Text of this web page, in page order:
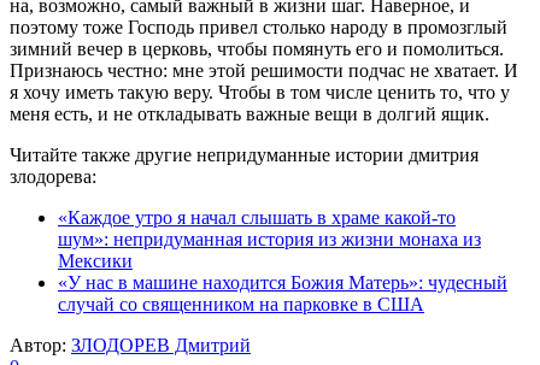
на, возможно, самый важный в жизни шаг. Наверное, и
поэтому тоже Господь привел столько народу в промозглый
зимний вечер в церковь, чтобы помянуть его и помолиться.
Признаюсь честно: мне этой решимости подчас не хватает. И
я хочу иметь такую веру. Чтобы в том числе ценить то, что у
меня есть, и не откладывать важные вещи в долгий ящик.
Читайте также другие непридуманные истории дмитрия
злодорева:
«Каждое утро я начал слышать в храме какой-то
шум»: непридуманная история из жизни монаха из
Мексики
«У нас в машине находится Божия Матерь»: чудесный
случай со священником на парковке в США
Автор: ЗЛОДОРЕВ Дмитрий